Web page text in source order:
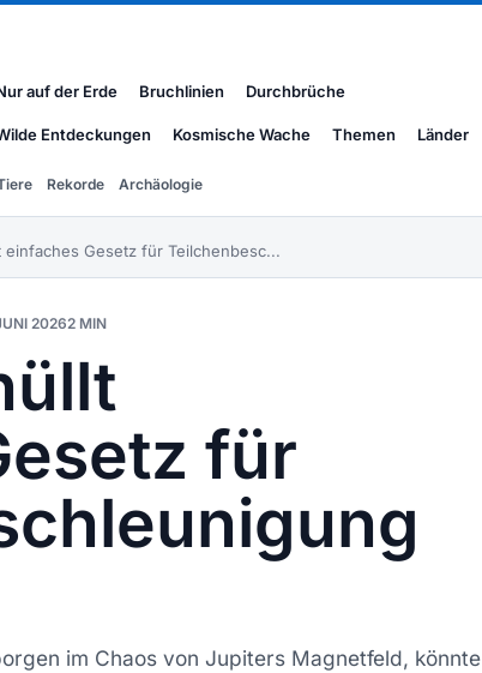
auf der Erde Bruchlinien Durchbrüche
Entdeckungen Kosmische Wache Themen Länder
Rekorde Archäologie
Gesetz für Teilchenbesc...
20262 MIN
für
im Chaos von Jupiters Magnetfeld, könnte